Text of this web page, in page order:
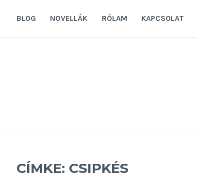
BLOG NOVELLÁK RÓLAM KAPCSOLAT
CÍMKE: CSIPKÉS